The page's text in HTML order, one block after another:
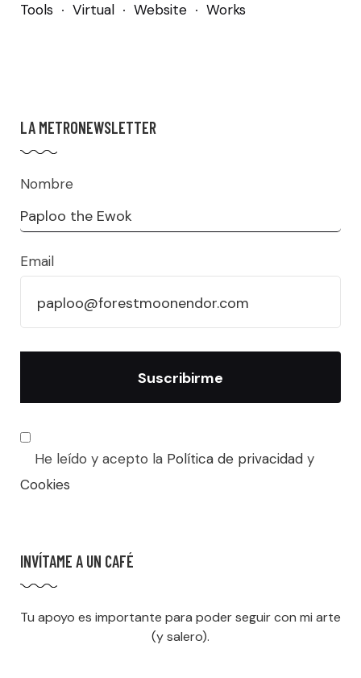
Tools
Virtual Website Works
LA METRONEWSLETTER
Nombre
Email
He leído y acepto la Política de privacidad y
Cookies
INVÍTAME A UN CAFÉ
Tu apoyo es importante para poder seguir con mi arte
(y salero).